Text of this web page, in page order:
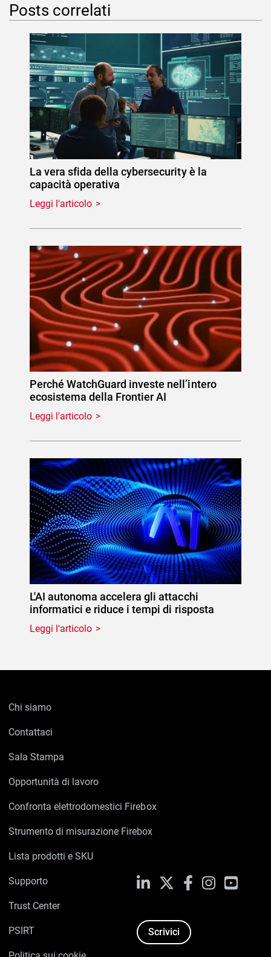
Posts correlati
La vera sfida della cybersecurity è la
capacità operativa
Leggi l'articolo
Perché WatchGuard investe nell’intero
ecosistema della Frontier AI
Leggi l'articolo
L'AI autonoma accelera gli attacchi
informatici e riduce i tempi di risposta
Leggi l'articolo
Chi siamo
Contattaci
Sala Stampa
Opportunità di lavoro
Confronta elettrodomestici Firebox
Strumento di misurazione Firebox
Lista prodotti e SKU
Supporto
Trust Center
PSIRT
LinkedIn FacebookInstagram
Scrivici